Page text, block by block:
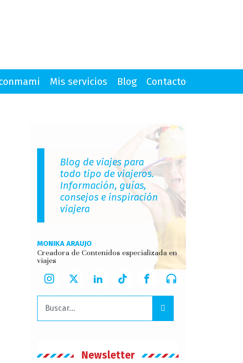
Mis servicios Blog Contacto
Blog de viajes para
todo tipo de viajeros.
Información, guías,
consejos e inspiración
viajera
MONIKA ARAUJO
Creadora de Contenidos especializada en
viajes
Buscar:
Newsletter